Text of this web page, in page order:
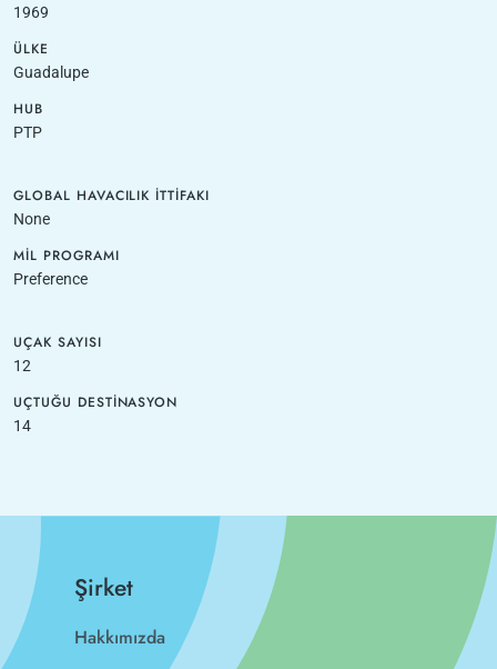
1969
ÜLKE
Guadalupe
HUB
PTP
GLOBAL HAVACILIK İTTIFAKI
None
MIL PROGRAMI
Preference
UÇAK SAYISI
12
UÇTUĞU DESTINASYON
14
Şirket
Hakkımızda